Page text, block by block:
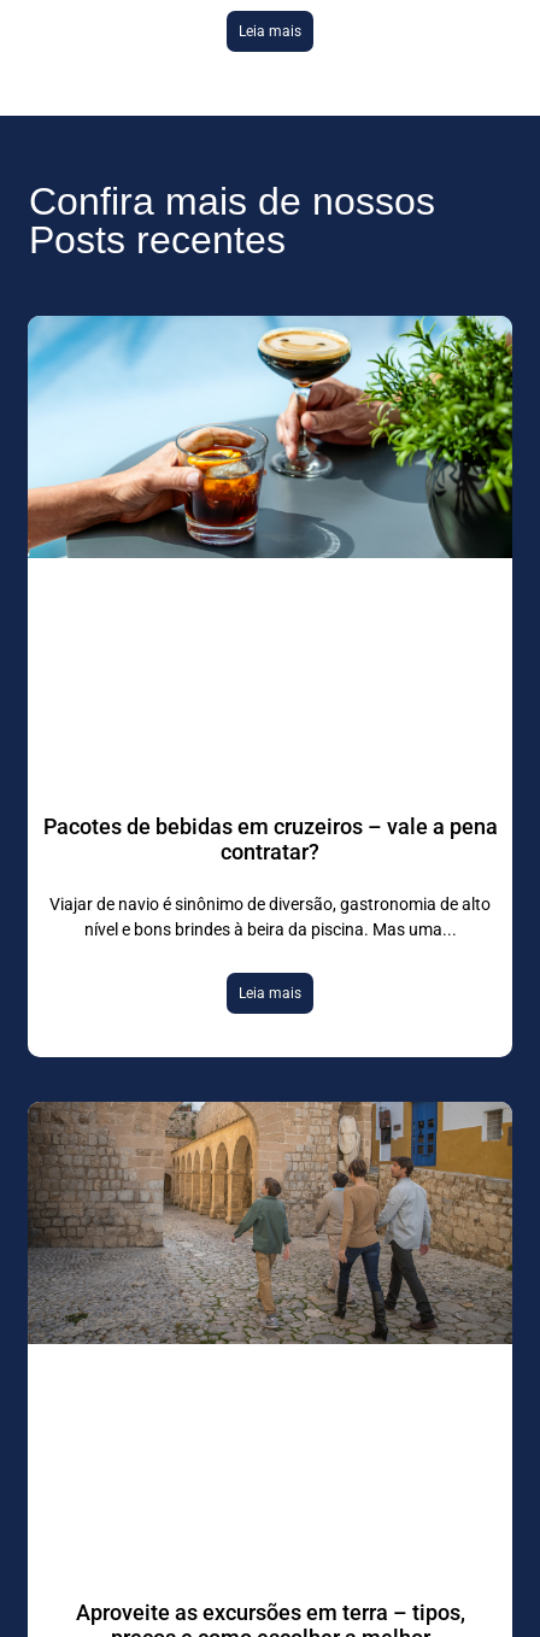
Leia mais
Confira mais de nossos
Posts recentes
Pacotes de bebidas em cruzeiros – vale a pena
contratar?
Viajar de navio é sinônimo de diversão, gastronomia de alto
nível e bons brindes à beira da piscina. Mas uma
Leia mais
Aproveite as excursões em terra – tipos,